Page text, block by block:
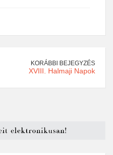
KORÁBBI BEJEGYZÉS
XVIII. Halmaji Napok